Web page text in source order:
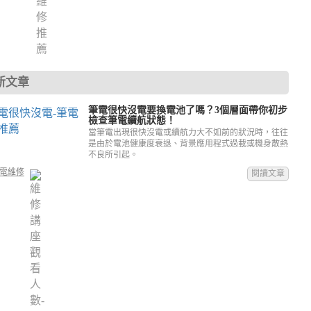
文章
筆電很快沒電要換電池了嗎？3個層面帶你初步
檢查筆電續航狀態！
當筆電出現很快沒電或續航力大不如前的狀況時，往往
是由於電池健康度衰退、背景應用程式過載或機身散熱
不良所引起。
維修
閱讀文章